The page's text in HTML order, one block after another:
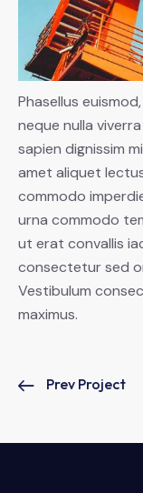
Phasellus
neque nulla
sapien dignissim
amet aliquet
commodo
urna commodo
ut erat convallis
consectetur sed
Vestibulum
maximus.
Prev Project